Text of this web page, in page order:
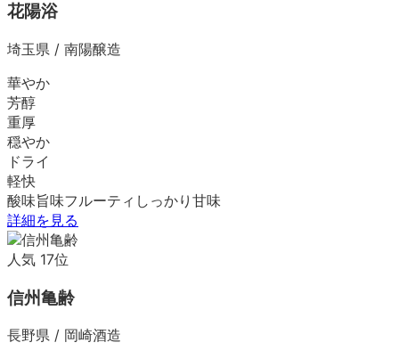
花陽浴
埼玉県 / 南陽醸造
華やか
芳醇
重厚
穏やか
ドライ
軽快
酸味旨味フルーティ しっかり 甘味
詳細を見る
人気 17位
信州亀齢
長野県 / 岡崎酒造